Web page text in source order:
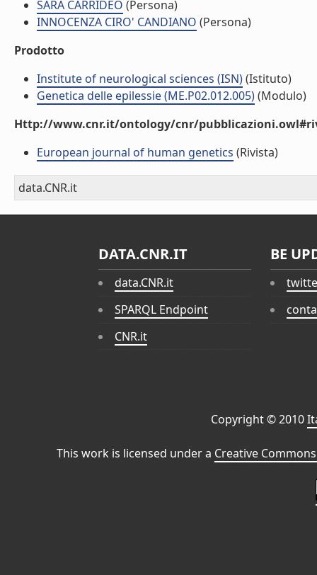
SARA CARRIDEO (Persona)
INNOCENZA CIRO' CANDIANO (Persona)
Prodotto
Institute of neurological sciences (ISN)(Istituto)
Genetica delle epilessie (ME.P02.012.005)(Modulo)
Http://www.cnr.it/ontology/cnr/
European journal of human genetics (Rivista)
data.CNR.it
DATA.CNR.IT
data.CNR.it
SPARQL Endpoint
CNR.it
BE
Copyright © 2010
This work is licensed under a Creative